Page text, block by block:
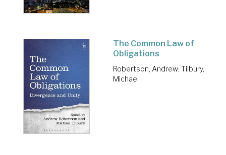
The Common Law of
Obligations
Robertson, Andrew; Tilbury,
Michael